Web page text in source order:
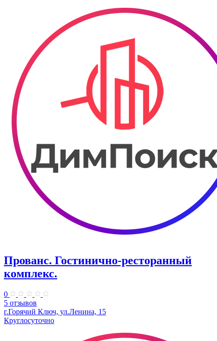
Прованс. Гостинично-ресторанный
комплекс.
0
5 отзывов
г.Горячий Ключ, ул.Ленина, 15
Круглосуточно